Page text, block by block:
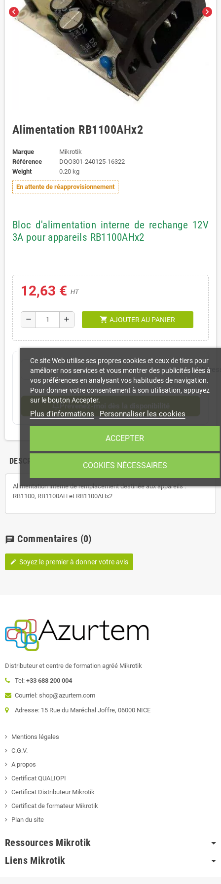
chevron_left chevron_right
Alimentation RB1100AHx2
Marque
Mikrotik
Référence
DQO301-240125-16322
Weight
0.20 kg
En attente de réapprovisionnement
Bloc d'alimentation interne de rechange 12V
3A pour appareils RB1100AHx2
12,63 € HT
remove add shopping_cart AJOUTER AU PANIER
Prévenez-moi dès la disponibilité
DESCRIPTION
Alimentation interne de remplacement destinée aux appareils :
RB1100, RB1100AH et RB1100AHx2
chat Commentaires (0)
edit Soyez le premier à donner votre avis
Distributeur et centre de formation agréé Mikrotik
Tel: +33 688 200 004
Courriel: shop@azurtem.com
Adresse: 15 Rue du Maréchal Joffre, 06000 NICE
Mentions légales
C.G.V.
A propos
Certificat QUALIOPI
Certificat Distributeur Mikrotik
Certificat de formateur Mikrotik
Plan du site
Ressources Mikrotik
Liens Mikrotik
Ce site Web utilise ses propres cookies et ceux de tiers pour
améliorer nos services et vous montrer des publicités liées à
vos préférences en analysant vos habitudes de navigation.
Pour donner votre consentement à son utilisation, appuyez
sur le bouton Accepter.
Plus d'informations Personnaliser les cookies
COOKIES NÉCESSAIRES
ACCEPTER